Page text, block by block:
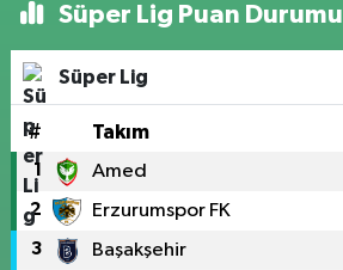
Süper Lig Puan Durumu
Süper Lig
# Takım
1 Amed
2 Erzurumspor FK
3 Başakşehir